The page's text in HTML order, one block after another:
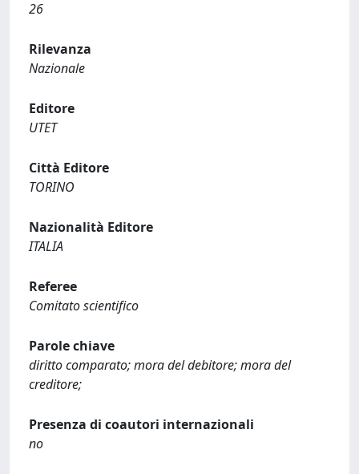
26
Rilevanza
Nazionale
Editore
UTET
Città Editore
TORINO
Nazionalità Editore
ITALIA
Referee
Comitato scientifico
Parole chiave
diritto comparato; mora del debitore; mora del
creditore;
Presenza di coautori internazionali
no